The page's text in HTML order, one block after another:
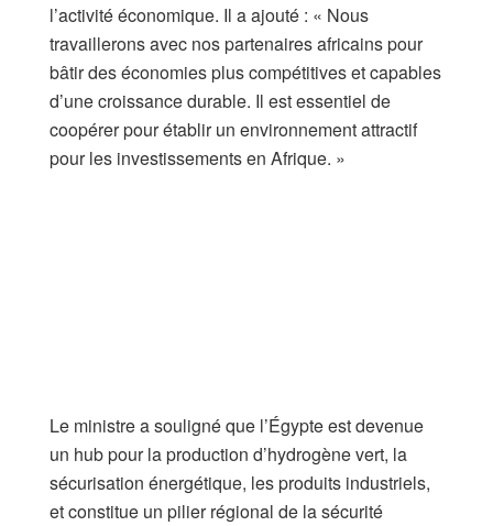
l’activité économique. Il a ajouté : « Nous
travaillerons avec nos partenaires africains pour
bâtir des économies plus compétitives et capables
d’une croissance durable. Il est essentiel de
coopérer pour établir un environnement attractif
pour les investissements en Afrique. »
Le ministre a souligné que l’Égypte est devenue
un hub pour la production d’hydrogène vert, la
sécurisation énergétique, les produits industriels,
et constitue un pilier régional de la sécurité